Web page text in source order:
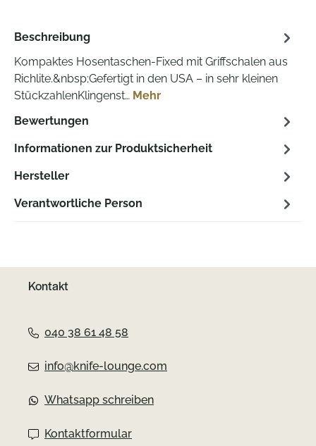
Beschreibung
Kompaktes Hosentaschen-Fixed mit Griffschalen aus
Richlite.&nbsp;Gefertigt in den USA – in sehr kleinen
StückzahlenKlingenst… Mehr
Bewertungen
Informationen zur Produktsicherheit
Hersteller
Verantwortliche Person
Kontakt
040 38 61 48 58
info@knife-lounge.com
Whatsapp schreiben
Kontaktformular